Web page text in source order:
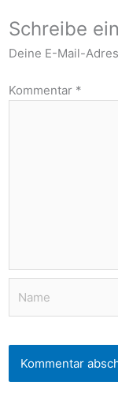
Schreibe
Deine E-Mail-
Kommentar *